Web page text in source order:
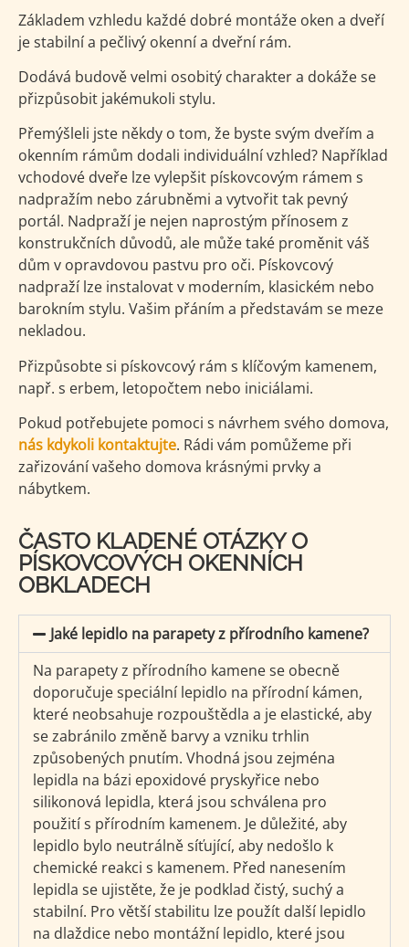
Základem vzhledu každé dobré montáže oken a dveří
je stabilní a pečlivý okenní a dveřní rám.
Dodává budově velmi osobitý charakter a dokáže se
přizpůsobit jakémukoli stylu.
Přemýšleli jste někdy o tom, že byste svým dveřím a
okenním rámům dodali individuální vzhled? Například
vchodové dveře lze vylepšit pískovcovým rámem s
nadpražím nebo zárubněmi a vytvořit tak pevný
portál. Nadpraží je nejen naprostým přínosem z
konstrukčních důvodů, ale může také proměnit váš
dům v opravdovou pastvu pro oči. Pískovcový
nadpraží lze instalovat v moderním, klasickém nebo
barokním stylu. Vašim přáním a představám se meze
nekladou.
Přizpůsobte si pískovcový rám s klíčovým kamenem,
např. s erbem, letopočtem nebo iniciálami.
Pokud potřebujete pomoci s návrhem svého domova,
nás kdykoli kontaktujte. Rádi vám pomůžeme při
zařizování vašeho domova krásnými prvky a
nábytkem.
ČASTO KLADENÉ OTÁZKY O
PÍSKOVCOVÝCH OKENNÍCH
OBKLADECH
Jaké lepidlo na parapety z přírodního kamene?
Na parapety z přírodního kamene se obecně
doporučuje speciální lepidlo na přírodní kámen,
které neobsahuje rozpouštědla a je elastické, aby
se zabránilo změně barvy a vzniku trhlin
způsobených pnutím. Vhodná jsou zejména
lepidla na bázi epoxidové pryskyřice nebo
silikonová lepidla, která jsou schválena pro
použití s přírodním kamenem. Je důležité, aby
lepidlo bylo neutrálně síťující, aby nedošlo k
chemické reakci s kamenem. Před nanesením
lepidla se ujistěte, že je podklad čistý, suchý a
stabilní. Pro větší stabilitu lze použít další lepidlo
na dlaždice nebo montážní lepidlo, které jsou